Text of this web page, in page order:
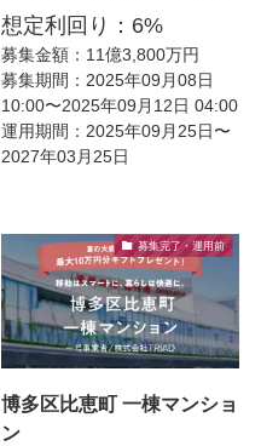
想定利回り：6%
募集金額：11億3,800万円
募集期間：2025年09月08日
10:00〜2025年09月12日 04:00
運用期間：2025年09月25日〜
2027年03月25日
募集完了・運用前
博多区比恵町 一棟マンショ
ン